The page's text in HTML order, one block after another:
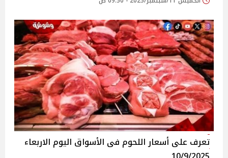
تعرف على أسعار اللحوم فى الأسواق‎‎ اليوم الاربعاء